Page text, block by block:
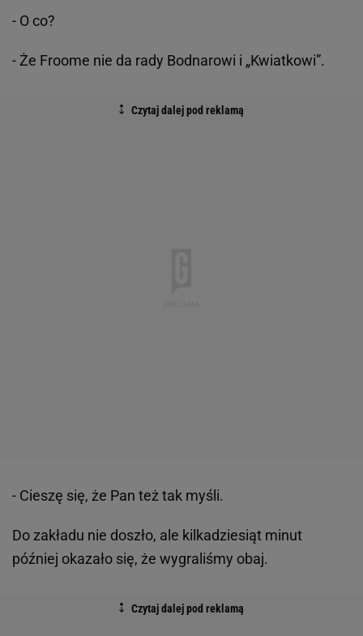
- O co?
- Że Froome nie da rady Bodnarowi i „Kwiatkowi”.
- Cieszę się, że Pan też tak myśli.
Do zakładu nie doszło, ale kilkadziesiąt minut
później okazało się, że wygraliśmy obaj.